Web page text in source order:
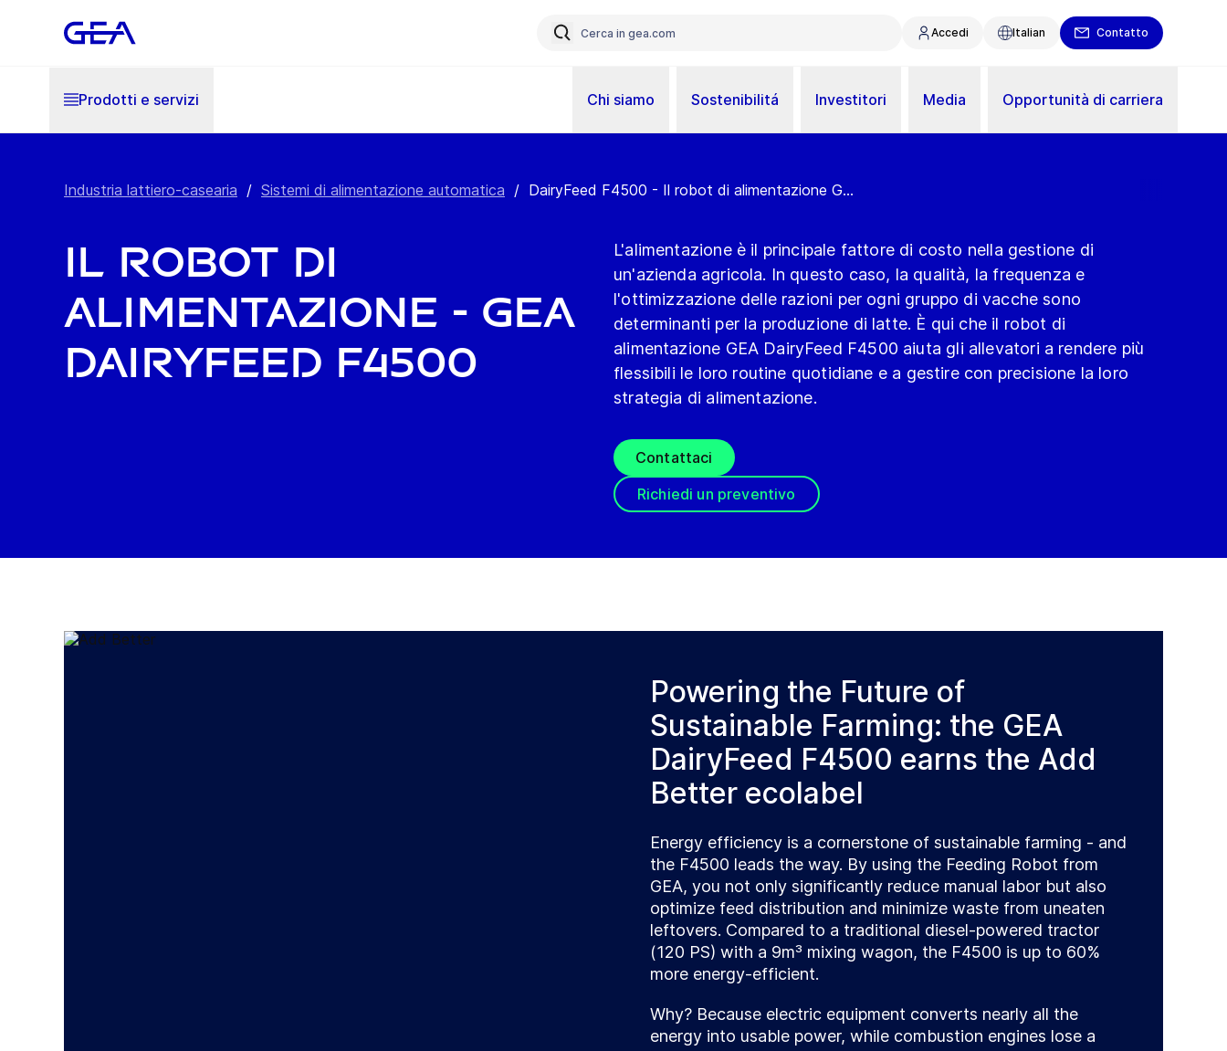
Accedi Italian Contatto
Prodotti e servizi Chi siamo Sostenibilitá Investitori Media Opportunità di carriera
Industria lattiero-casearia / Sistemi di alimentazione automatica / DairyFeed F4500 - Il robot di alimentazione G...
Il robot di
alimentazione - GEA
DairyFeed F4500
L'alimentazione è il principale fattore di costo nella gestione di
un'azienda agricola. In questo caso, la qualità, la frequenza e
l'ottimizzazione delle razioni per ogni gruppo di vacche sono
determinanti per la produzione di latte. È qui che il robot di
alimentazione GEA DairyFeed F4500 aiuta gli allevatori a rendere più
flessibili le loro routine quotidiane e a gestire con precisione la loro
strategia di alimentazione.
Contattaci
Richiedi un preventivo
Powering the Future of
Sustainable Farming: the GEA
DairyFeed F4500 earns the Add
Better ecolabel
Energy efficiency is a cornerstone of sustainable farming - and
the F4500 leads the way. By using the Feeding Robot from
GEA, you not only significantly reduce manual labor but also
optimize feed distribution and minimize waste from uneaten
leftovers. Compared to a traditional diesel-powered tractor
(120 PS) with a 9m³ mixing wagon, the F4500 is up to 60%
more energy-efficient.
Why? Because electric equipment converts nearly all the
energy into usable power, while combustion engines lose a